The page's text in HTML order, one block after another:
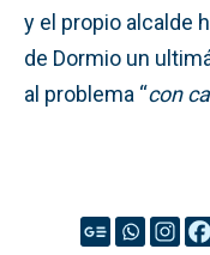
y el propio alcalde
de Dormio un
al problema “con